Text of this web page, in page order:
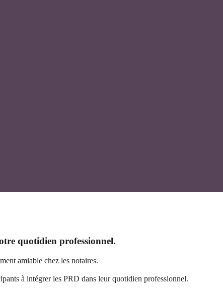
quotidien professionnel.
amiable chez les notaires.
à intégrer les PRD dans leur quotidien professionnel.